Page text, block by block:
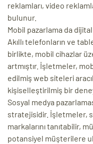
reklamları, video
bulunur.
Mobil pazarlama da
Akıllı telefonların ve
birlikte, mobil cihazlar
artmıştır. İşletmeler,
edilmiş web siteleri
kişiselleştirilmiş bir
Sosyal medya
stratejisidir. İşletmeler,
markalarını tanıtabilir,
potansiyel müşterilere